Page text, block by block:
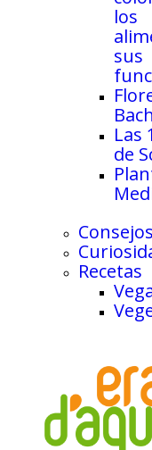
los
sus
Bach
Las
de
Consejos
Recetas